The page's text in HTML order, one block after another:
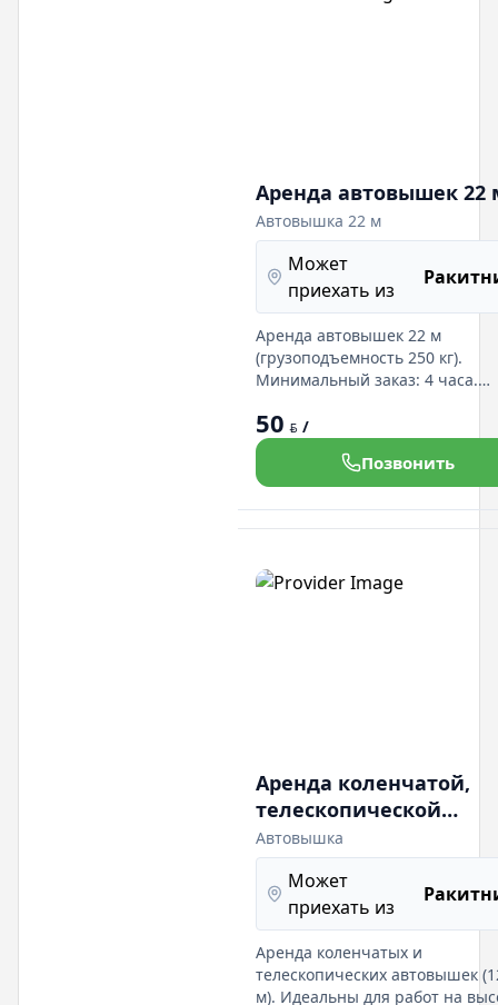
Аренда автовышек 22
Автовышка 22 м
Может
приехать из
Аренда автовышек 22 м
(грузоподъемность 250 кг).
Минимальный заказ: 4 часа.
Гибкие условия аренды!
50 BYN /
Позвонить
Аренда коленчатой,
телескопической
автовышки
Автовышка
Может
приехать из
Аренда коленчатых и
телескопических автовышек
м). Идеальны для работ на